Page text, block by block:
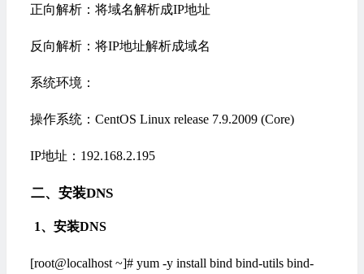
正向解析：将域名解析成IP地址
反向解析：将IP地址解析成域名
系统环境：
操作系统：CentOS Linux release 7.9.2009 (Core)
IP地址：192.168.2.195
二、安装DNS
1、安装DNS
[root@localhost ~]# yum -y install bind bind-utils bind-